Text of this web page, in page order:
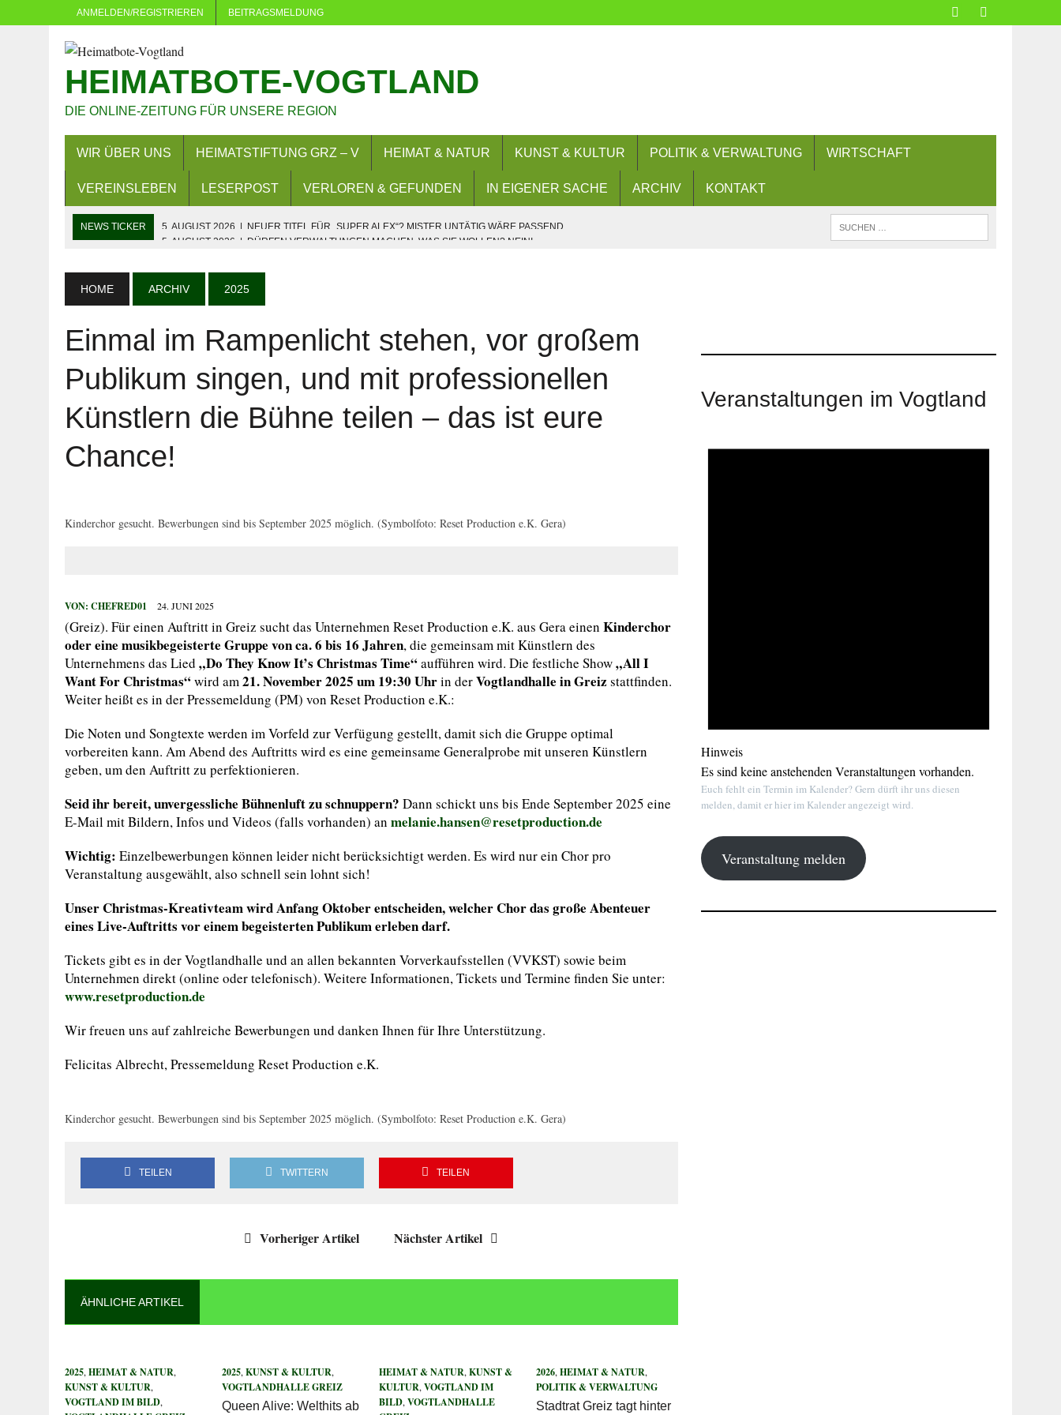
ANMELDEN/REGISTRIEREN BEITRAGSMELDUNG
HEIMATBOTE-VOGTLAND
DIE ONLINE-ZEITUNG FÜR UNSERE REGION
WIR ÜBER UNS HEIMATSTIFTUNG GRZ – V HEIMAT & NATUR KUNST & KULTUR POLITIK & VERWALTUNG WIRTSCHAFT
VEREINSLEBEN LESERPOST VERLOREN & GEFUNDEN IN EIGENER SACHE ARCHIV KONTAKT
NEWS TICKER 5. AUGUST 2026 | DÜRFEN VERWALTUNGEN MACHEN, WAS SIE WOLLEN? NEIN!
29. JULI 2026 | SOMMER IN EICH: MEHR ALS 380 KINDER BESUCHEN FLORIANBILDUNGSZENTRUM (FLOBIZ)
29. JULI 2026 HOHER SACHSCHADEN AUF SPIELPLATZ
FÜNF MUSIKSCHULEN PROFITIEREN VON FÖRDERRICHTLINIE
28. JULI 2026 | BAUBEGINN FÜR DEN AUSBAU DER K 7830 IN HAMMERBRÜCKE
27. JULI 2026 | WIDERSTAND GEGEN VOLLSTRECKUNGSBEAMTE
5. AUGUST 2026 | NEUER TITEL FÜR „SUPER ALEX“? MISTER UNTÄTIG WÄRE PASSEND.
HOME ARCHIV 2025
Einmal im Rampenlicht stehen, vor großem
Publikum singen, und mit professionellen
Künstlern die Bühne teilen – das ist eure
Chance!
Kinderchor gesucht. Bewerbungen sind bis September 2025 möglich. (Symbolfoto: Reset Production e.K. Gera)
VON: CHEFRED01 24. JUNI 2025
(Greiz). Für einen Auftritt in Greiz sucht das Unternehmen Reset Production e.K. aus Gera einen Kinderchor
oder eine musikbegeisterte Gruppe von ca. 6 bis 16 Jahren, die gemeinsam mit Künstlern des
Unternehmens das Lied „Do They Know It’s Christmas Time“aufführen wird. Die festliche Show„All I
Want For Christmas“wird am21. November 2025 um 19:30 Uhrin derVogtlandhalle in Greiz stattfinden.
Weiter heißt es in der Pressemeldung (PM) von Reset Production e.K.:
Die Noten und Songtexte werden im Vorfeld zur Verfügung gestellt, damit sich die Gruppe optimal
vorbereiten kann. Am Abend des Auftritts wird es eine gemeinsame Generalprobe mit unseren Künstlern
geben, um den Auftritt zu perfektionieren.
Seid ihr bereit, unvergessliche Bühnenluft zu schnuppern? Dann schickt uns bis Ende September 2025 eine
E-Mail mit Bildern, Infos und Videos (falls vorhanden) an melanie.hansen@resetproduction.de
Wichtig: Einzelbewerbungen können leider nicht berücksichtigt werden. Es wird nur ein Chor pro
Veranstaltung ausgewählt, also schnell sein lohnt sich!
Unser Christmas-Kreativteam wird Anfang Oktober entscheiden, welcher Chor das große Abenteuer
eines Live-Auftritts vor einem begeisterten Publikum erleben darf.
Tickets gibt es in der Vogtlandhalle und an allen bekannten Vorverkaufsstellen (VVKST) sowie beim
Unternehmen direkt (online oder telefonisch). Weitere Informationen, Tickets und Termine finden Sie unter:
www.resetproduction.de
Wir freuen uns auf zahlreiche Bewerbungen und danken Ihnen für Ihre Unterstützung.
Felicitas Albrecht, Pressemeldung Reset Production e.K.
Kinderchor gesucht. Bewerbungen sind bis September 2025 möglich. (Symbolfoto: Reset Production e.K. Gera)
TEILEN TWITTERN TEILEN
Vorheriger Artikel Nächster Artikel
ÄHNLICHE ARTIKEL
2025, HEIMAT & NATUR,
KUNST & KULTUR,
VOGTLAND IM BILD,
2025,KUNST & KULTUR,
VOGTLANDHALLE GREIZ
Queen Alive: Welthits ab
HEIMAT & NATUR,KUNST &
KULTUR,VOGTLAND IM
BILD,VOGTLANDHALLE
2026,HEIMAT & NATUR,
POLITIK & VERWALTUNG
Stadtrat Greiz tagt hinter
Veranstaltungen im Vogtland
Hinweis
Es sind keine anstehenden Veranstaltungen vorhanden.
Euch fehlt ein Termin im Kalender? Gern dürft ihr uns diesen
melden, damit er hier im Kalender angezeigt wird.
Veranstaltung melden